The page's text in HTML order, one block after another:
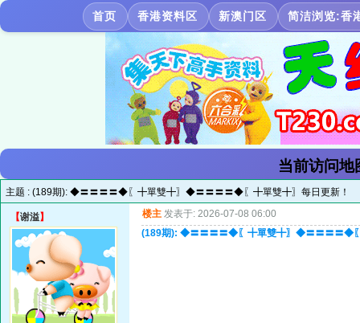
首页 香港资料区 新澳门区 简洁浏览:香
当前访问地
主题 : (189期): ◆〓〓〓〓◆〖╋單雙╋〗◆〓〓〓〓◆〖╋單雙╋〗每日更新！
【谢溢】 楼主 发表于: 2026-07-08 06:00
(189期): ◆〓〓〓〓◆〖╋單雙╋〗◆〓〓〓〓◆